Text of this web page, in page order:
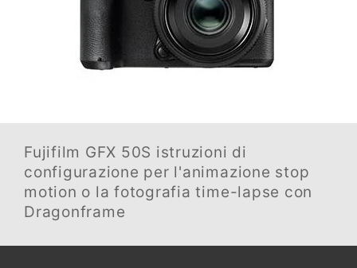
Fujifilm GFX 50S istruzioni di
configurazione per l'animazione stop
motion o la fotografia time-lapse con
Dragonframe